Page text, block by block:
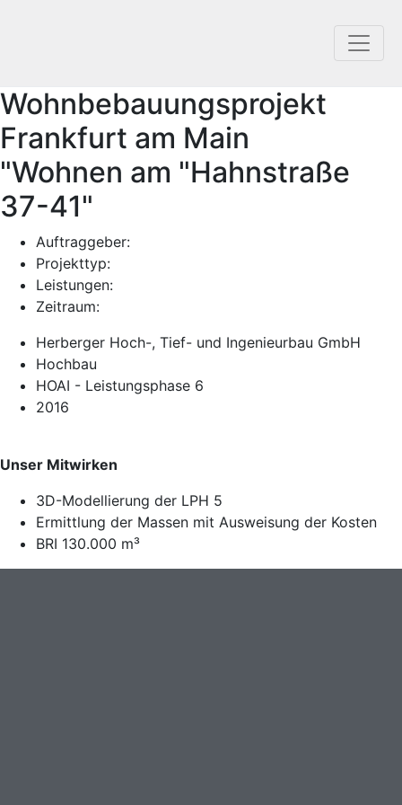
Wohnbebauungsprojekt
Frankfurt am Main
"Wohnen am "Hahnstraße
37-41"
Auftraggeber:
Projekttyp:
Leistungen:
Zeitraum:
Herberger Hoch-, Tief- und Ingenieurbau GmbH
Hochbau
HOAI - Leistungsphase 6
2016
Unser Mitwirken
3D-Modellierung der LPH 5
Ermittlung der Massen mit Ausweisung der Kosten
BRI 130.000 m³